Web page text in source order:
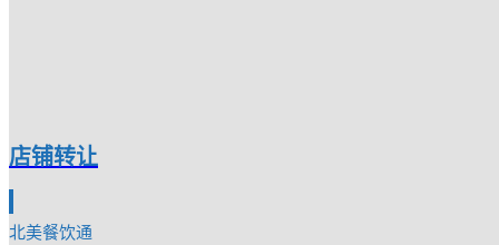
店铺转让
北美餐饮通